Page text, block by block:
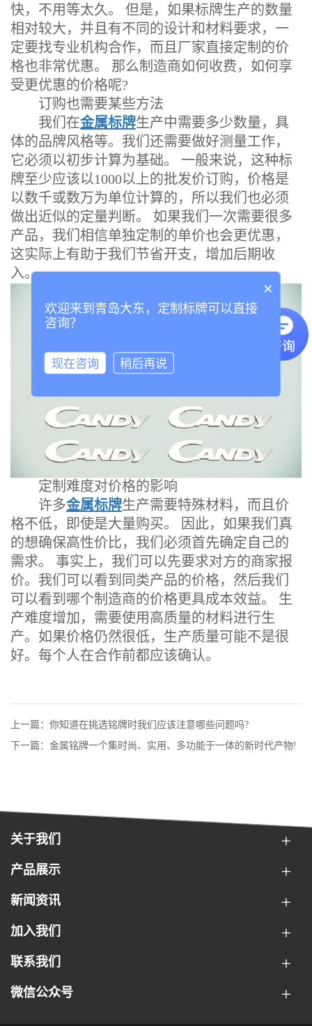
快，不用等太久。 但是，如果标牌生产的数量
相对较大，并且有不同的设计和材料要求，一
定要找专业机构合作，而且厂家直接定制的价
格也非常优惠。 那么制造商如何收费，如何享
受更优惠的价格呢?
订购也需要某些方法
我们在金属标牌生产中需要多少数量，具
体的品牌风格等。我们还需要做好测量工作，
它必须以初步计算为基础。 一般来说，这种标
牌至少应该以1000以上的批发价订购，价格是
以数千或数万为单位计算的，所以我们也必须
做出近似的定量判断。 如果我们一次需要很多
产品，我们相信单独定制的单价也会更优惠，
这实际上有助于我们节省开支，增加后期收
入。
定制难度对价格的影响
许多金属标牌生产需要特殊材料，而且价
格不低，即使是大量购买。 因此，如果我们真
的想确保高性价比，我们必须首先确定自己的
需求。 事实上，我们可以先要求对方的商家报
价。我们可以看到同类产品的价格，然后我们
可以看到哪个制造商的价格更具成本效益。 生
产难度增加，需要使用高质量的材料进行生
产。如果价格仍然很低，生产质量可能不是很
好。每个人在合作前都应该确认。
上一篇：你知道在挑选铭牌时我们应该注意哪些问题吗?
下一篇：金属铭牌一个集时尚、实用、多功能于一体的新时代产物!
关于我们
产品展示
新闻资讯
加入我们
联系我们
微信公众号
×
欢迎来到青岛大东，定制标牌可以直接
咨询？
现在咨询 稍后再说